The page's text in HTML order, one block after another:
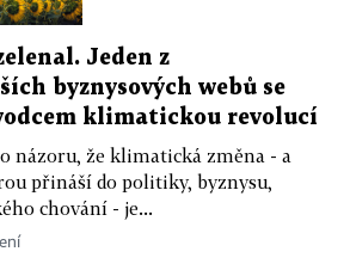
Jeden z
byznysových webů se
klimatickou revolucí
názoru, že klimatická změna - a
přináší do politiky, byznysu,
chování - je...